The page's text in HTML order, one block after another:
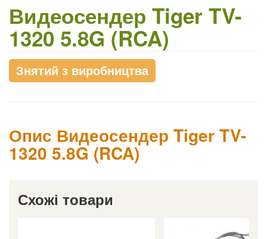
Видеосендер Tiger TV-
1320 5.8G (RCA)
Знятий з виробництва
Опис Видеосендер Tiger TV-
1320 5.8G (RCA)
Схожі товари